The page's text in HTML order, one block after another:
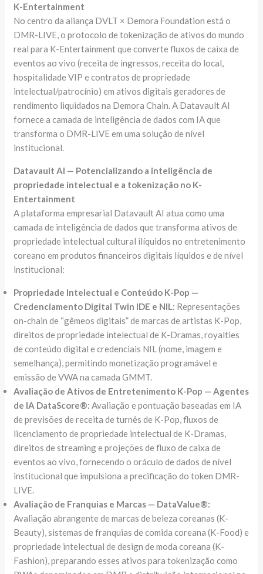
K-Entertainment
No centro da aliança DVLT × Demora Foundation está o
DMR-LIVE, o protocolo de tokenização de ativos do mundo
real para K-Entertainment que converte fluxos de caixa de
eventos ao vivo (receita de ingressos, receita do local,
hospitalidade VIP e contratos de propriedade
intelectual/patrocínio) em ativos digitais geradores de
rendimento liquidados na Demora Chain. A Datavault AI
fornece a camada de inteligência de dados com IA que
transforma o DMR-LIVE em uma solução de nível
institucional.
Datavault AI — Potencializando a inteligência de
propriedade intelectual e a tokenização no K-
Entertainment
A plataforma empresarial Datavault AI atua como uma
camada de inteligência de dados que transforma ativos de
propriedade intelectual cultural ilíquidos no entretenimento
coreano em produtos financeiros digitais líquidos e de nível
institucional:
Propriedade Intelectual e Conteúdo K-Pop —
Credenciamento Digital Twin IDE e NIL : Representações
on-chain de “gêmeos digitais” de marcas de artistas K-Pop,
direitos de propriedade intelectual de K-Dramas, royalties
de conteúdo digital e credenciais NIL (nome, imagem e
semelhança), permitindo monetização programável e
emissão de VWA na camada GMMT.
Avaliação de Ativos de Entretenimento K-Pop — Agentes
de IA DataScore®: Avaliação e pontuação baseadas em IA
de previsões de receita de turnês de K-Pop, fluxos de
licenciamento de propriedade intelectual de K-Dramas,
direitos de streaming e projeções de fluxo de caixa de
eventos ao vivo, fornecendo o oráculo de dados de nível
institucional que impulsiona a precificação do token DMR-
LIVE.
Avaliação de Franquias e Marcas — DataValue®:
Avaliação abrangente de marcas de beleza coreanas (K-
Beauty), sistemas de franquias de comida coreana (K-Food) e
propriedade intelectual de design de moda coreana (K-
Fashion), preparando esses ativos para tokenização como